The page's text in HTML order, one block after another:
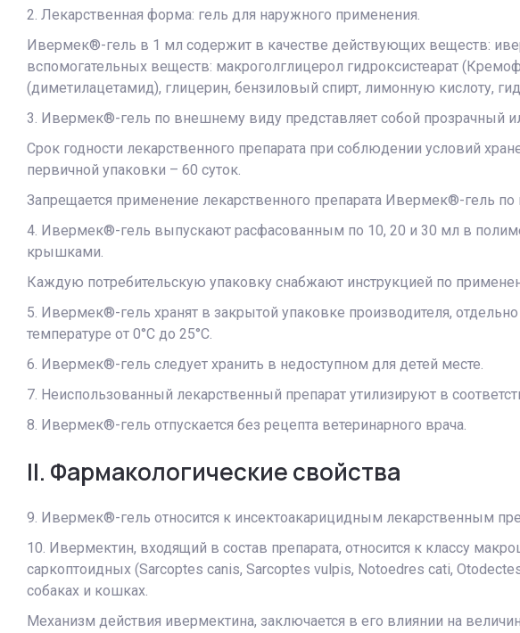
2. Лекарственная форма: гель для наружного применения.
Ивермек®-гель в 1 мл содержит в качестве действующих веществ:
вспомогательных веществ: макроголглицерол гидроксистеарат
(диметилацетамид), глицерин, бензиловый спирт, лимонную кислоту,
3. Ивермек®-гель по внешнему виду представляет собой прозрачный
Срок годности лекарственного препарата при соблюдении условий
первичной упаковки – 60 суток.
Запрещается применение лекарственного препарата Ивермек®-гель по
4. Ивермек®-гель выпускают расфасованным по 10, 20 и 30 мл в
крышками.
Каждую потребительскую упаковку снабжают инструкцией по
5. Ивермек®-гель хранят в закрытой упаковке производителя,
температуре от 0°С до 25°С.
6. Ивермек®-гель следует хранить в недоступном для детей месте.
7. Неиспользованный лекарственный препарат утилизируют в
8. Ивермек®-гель отпускается без рецепта ветеринарного врача.
II. Фармакологические свойства
9. Ивермек®-гель относится к инсектоакарицидным лекарственным
10. Ивермектин, входящий в состав препарата, относится к классу
саркоптоидных (Sarcoptes canis, Sarcoptes vulpis, Notoedres cati,
собаках и кошках.
Механизм действия ивермектина, заключается в его влиянии на